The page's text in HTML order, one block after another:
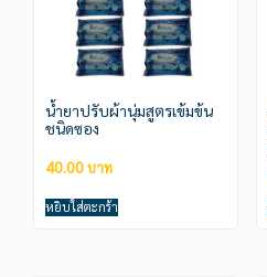
น้ำยาปรับผ้านุ่มสูตรเข้มข้น
ชนิดซอง
40.00
หยิบใส่ตะกร้า